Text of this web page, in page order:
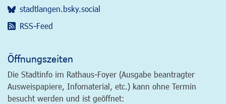
stadtlangen.bsky.social
RSS-Feed
Öffnungszeiten
Die Stadtinfo im Rathaus-Foyer (Ausgabe beantragter
Ausweispapiere, Infomaterial, etc.) kann ohne Termin
besucht werden und ist geöffnet: